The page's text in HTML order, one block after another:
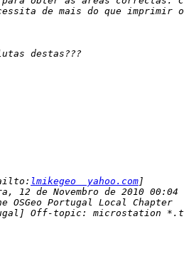
lmikegeo  yahoo.com